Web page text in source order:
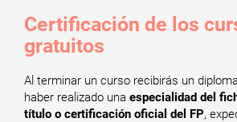
Certificación de los
gratuitos
Al terminar un curso recibirás un
haber realizado una especialidad del
título o certificación oficial del FP,